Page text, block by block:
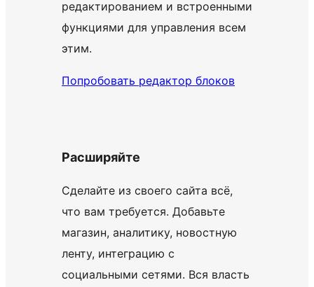
редактированием и встроенными
функциями для управления всем
этим.
Попробовать редактор блоков
Расширяйте
Сделайте из своего сайта всё,
что вам требуется. Добавьте
магазин, аналитику, новостную
ленту, интеграцию с
социальными сетями. Вся власть